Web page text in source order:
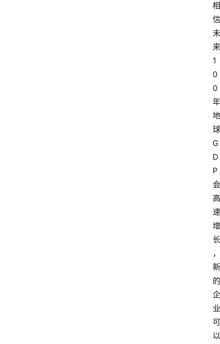
相
信
未
来
1
0
0
年
地
球
G
D
P
会
高
速
增
长
，
新
的
企
业
可
以